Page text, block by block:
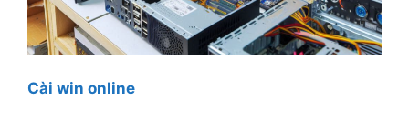
Cài win online